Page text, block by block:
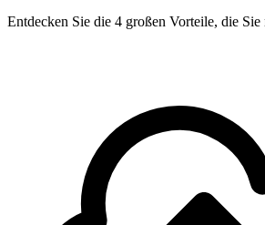
Entdecken Sie die 4 großen Vorteile, die Sie